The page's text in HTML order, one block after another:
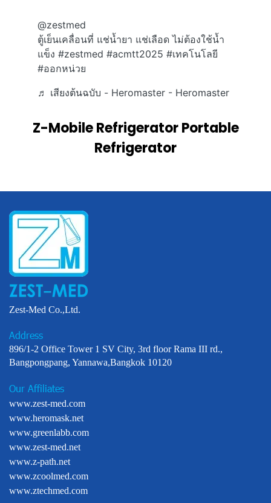
@zestmed
ตู้เย็นเคลื่อนที่ แช่น้ำยา แช่เลือด ไม่ต้องใช้น้ำ
แข็ง #zestmed #acmtt2025 #เทคโนโลยี
#ออกหน่วย
♬ เสียงต้นฉบับ - Heromaster - Heromaster
Z-Mobile Refrigerator Portable
Refrigerator
Zest-Med Co.,Ltd.
Address
896/1-2 Office Tower 1 SV City, 3rd floor Rama III rd.,
Bangpongpang, Yannawa,Bangkok 10120
Our Affiliates
www.zest-med.com
www.heromask.net
www.greenlabb.com
www.zest-med.net
www.z-path.net
www.zcoolmed.com
www.ztechmed.com